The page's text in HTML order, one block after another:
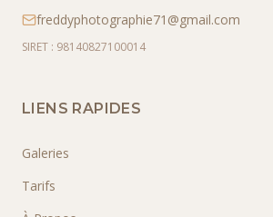
freddyphotographie71@gmail.com
SIRET : 98140827100014
LIENS RAPIDES
Galeries
Tarifs